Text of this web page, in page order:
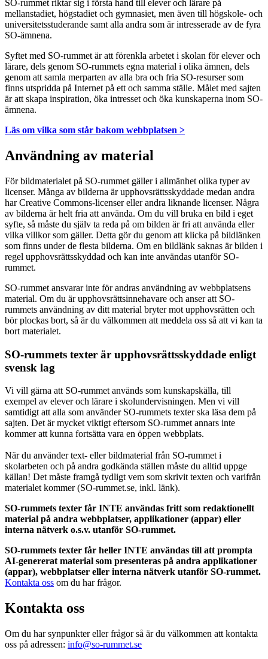
SO-rummet riktar sig i första hand till elever och lärare på
mellanstadiet, högstadiet och gymnasiet, men även till högskole- och
universitetsstuderande samt alla andra som är intresserade av de fyra
SO-ämnena.
Syftet med SO-rummet är att förenkla arbetet i skolan för elever och
lärare, dels genom SO-rummets egna material i olika ämnen, dels
genom att samla merparten av alla bra och fria SO-resurser som
finns utspridda på Internet på ett och samma ställe. Målet med sajten
är att skapa inspiration, öka intresset och öka kunskaperna inom SO-
ämnena.
Läs om vilka som står bakom webbplatsen >
Användning av material
För bildmaterialet på SO-rummet gäller i allmänhet olika typer av
licenser. Många av bilderna är upphovsrättsskyddade medan andra
har Creative Commons-licenser eller andra liknande licenser. Några
av bilderna är helt fria att använda. Om du vill bruka en bild i eget
syfte, så måste du själv ta reda på om bilden är fri att använda eller
vilka villkor som gäller. Detta gör du genom att klicka på bildlänken
som finns under de flesta bilderna. Om en bildlänk saknas är bilden i
regel upphovsrättsskyddad och kan inte användas utanför SO-
rummet.
SO-rummet ansvarar inte för andras användning av webbplatsens
material. Om du är upphovsrättsinnehavare och anser att SO-
rummets användning av ditt material bryter mot upphovsrätten och
bör plockas bort, så är du välkommen att meddela oss så att vi kan ta
bort materialet.
SO-rummets texter är upphovsrättsskyddade enligt
svensk lag
Vi vill gärna att SO-rummet används som kunskapskälla, till
exempel av elever och lärare i skolundervisningen. Men vi vill
samtidigt att alla som använder SO-rummets texter ska läsa dem på
sajten. Det är mycket viktigt eftersom SO-rummet annars inte
kommer att kunna fortsätta vara en öppen webbplats.
När du använder text- eller bildmaterial från SO-rummet i
skolarbeten och på andra godkända ställen måste du alltid uppge
källan! Det måste framgå tydligt vem som skrivit texten och varifrån
materialet kommer (SO-rummet.se, inkl. länk).
SO-rummets texter får INTE användas fritt som redaktionellt
material på andra webbplatser, applikationer (appar) eller
interna nätverk o.s.v. utanför SO-rummet.
SO-rummets texter får heller INTE användas till att prompta
AI-genererat material som presenteras på andra applikationer
(appar), webbplatser eller interna nätverk utanför SO-rummet.
Kontakta oss om du har frågor.
Kontakta oss
Om du har synpunkter eller frågor så är du välkommen att kontakta
oss på adressen: info@so-rummet.se